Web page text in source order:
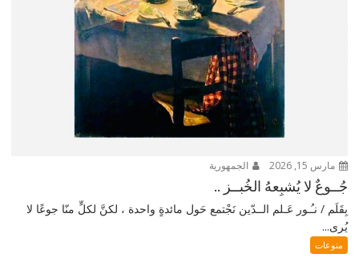
مارس 15, 2026 الجمهورية
جُــوعٌ لا يُشبِعهُ الخُبــز ..
بِقَلَم / نـُـور عَـلم الــدّين نَجْتمع حَول مائدةٍ واحدة ، لكنَّ لكلٍّ منّا جوعًا لا
يُرى...
منوعات